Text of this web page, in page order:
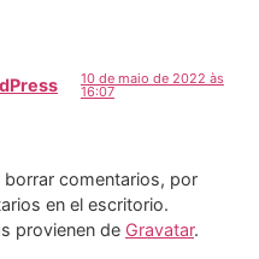
10 de maio de 2022 às
16:07
borrar comentarios, por
en el escritorio.
provienen de Gravatar.